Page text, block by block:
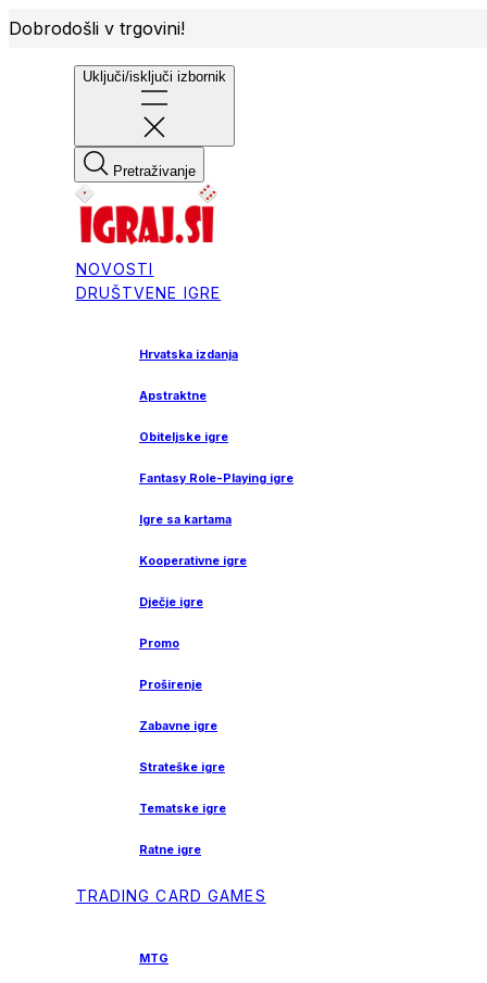
Dobrodošli v trgovini!
Uključi/isključi izbornik
Pretraživanje
NOVOSTI
DRUŠTVENE IGRE
Hrvatska izdanja
Apstraktne
Obiteljske igre
Fantasy Role-Playing igre
Igre sa kartama
Kooperativne igre
Dječje igre
Promo
Proširenje
Zabavne igre
Strateške igre
Tematske igre
Ratne igre
TRADING CARD GAMES
MTG